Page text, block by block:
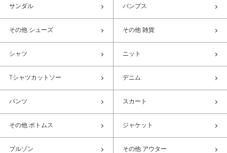
サンダル パンプス
その他 シューズ その他 雑貨
シャツ ニット
Tシャツカットソー デニム
パンツ スカート
その他 ボトムス ジャケット
ブルゾン その他 アウター